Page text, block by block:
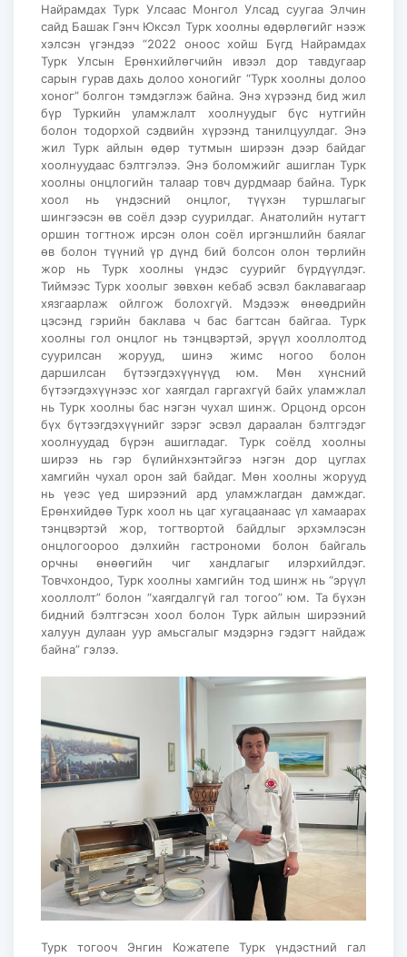
Найрамдах Турк Улсаас Монгол Улсад суугаа Элчин
сайд Башак Гэнч Юксэл Турк хоолны өдөрлөгийг нээж
хэлсэн үгэндээ “2022 оноос хойш Бүгд Найрамдах
Турк Улсын Ерөнхийлөгчийн ивээл дор тавдугаар
сарын гурав дахь долоо хоногийг “Турк хоолны долоо
хоног” болгон тэмдэглэж байна. Энэ хүрээнд бид жил
бүр Туркийн уламжлалт хоолнуудыг бүс нутгийн
болон тодорхой сэдвийн хүрээнд танилцуулдаг. Энэ
жил Турк айлын өдөр тутмын ширээн дээр байдаг
хоолнуудаас бэлтгэлээ. Энэ боломжийг ашиглан Турк
хоолны онцлогийн талаар товч дурдмаар байна. Турк
хоол нь үндэсний онцлог, түүхэн туршлагыг
шингээсэн өв соёл дээр суурилдаг. Анатолийн нутагт
оршин тогтнож ирсэн олон соёл иргэншлийн баялаг
өв болон түүний үр дүнд бий болсон олон төрлийн
жор нь Турк хоолны үндэс суурийг бүрдүүлдэг.
Тиймээс Турк хоолыг зөвхөн кебаб эсвэл баклавагаар
хязгаарлаж ойлгож болохгүй. Мэдээж өнөөдрийн
цэсэнд гэрийн баклава ч бас багтсан байгаа. Турк
хоолны гол онцлог нь тэнцвэртэй, эрүүл хооллолтод
суурилсан жорууд, шинэ жимс ногоо болон
даршилсан бүтээгдэхүүнүүд юм. Мөн хүнсний
бүтээгдэхүүнээс хог хаягдал гаргахгүй байх уламжлал
нь Турк хоолны бас нэгэн чухал шинж. Орцонд орсон
бүх бүтээгдэхүүнийг зэрэг эсвэл дараалан бэлтгэдэг
хоолнуудад бүрэн ашигладаг. Турк соёлд хоолны
ширээ нь гэр бүлийнхэнтэйгээ нэгэн дор цуглах
хамгийн чухал орон зай байдаг. Мөн хоолны жорууд
нь үеэс үед ширээний ард уламжлагдан дамждаг.
Ерөнхийдөө Турк хоол нь цаг хугацаанаас үл хамаарах
тэнцвэртэй жор, тогтвортой байдлыг эрхэмлэсэн
онцлогоороо дэлхийн гастрономи болон байгаль
орчны өнөөгийн чиг хандлагыг илэрхийлдэг.
Товчхондоо, Турк хоолны хамгийн тод шинж нь “эрүүл
хооллолт” болон “хаягдалгүй гал тогоо” юм. Та бүхэн
бидний бэлтгэсэн хоол болон Турк айлын ширээний
халуун дулаан уур амьсгалыг мэдэрнэ гэдэгт найдаж
байна” гэлээ.
Турк тогооч Энгин Кожатепе Турк үндэстний гал